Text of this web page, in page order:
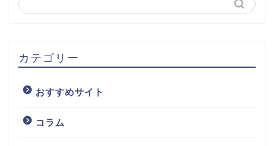
カテゴリー
おすすめサイト
コラム